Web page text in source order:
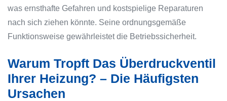
was ernsthafte Gefahren und kostspielige Reparaturen
nach sich ziehen könnte. Seine ordnungsgemäße
Funktionsweise gewährleistet die Betriebssicherheit.
Warum Tropft Das Überdruckventil
Ihrer Heizung? – Die Häufigsten
Ursachen